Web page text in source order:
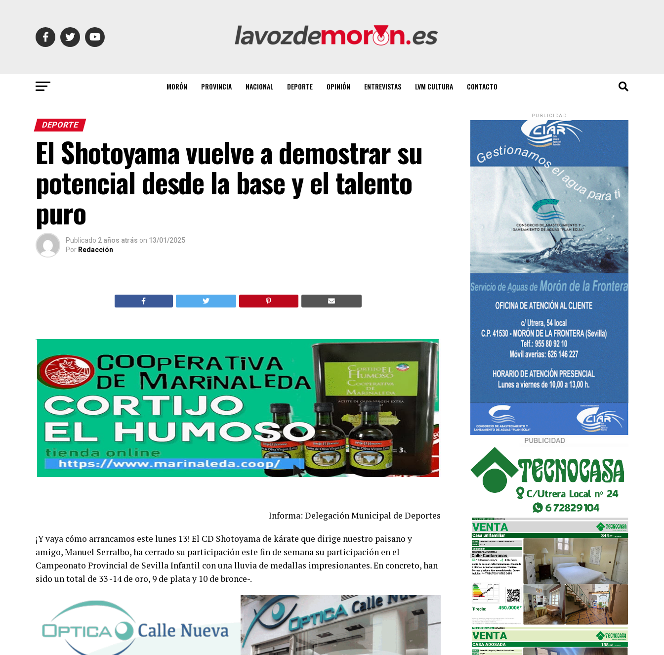
MORÓN PROVINCIA NACIONAL DEPORTE OPINIÓN ENTREVISTAS LVM CULTURA CONTACTO
DEPORTE
El Shotoyama vuelve a demostrar su
potencial desde la base y el talento
puro
Publicado 2 años atrás on 13/01/2025
Por Redacción
Informa: Delegación Municipal de Deportes
¡Y vaya cómo arrancamos este lunes 13! El CD Shotoyama de kárate que dirige nuestro paisano y
amigo, Manuel Serralbo, ha cerrado su participación este fin de semana su participación en el
Campeonato Provincial de Sevilla Infantil con una lluvia de medallas impresionantes. En concreto, han
sido un total de 33 -14 de oro, 9 de plata y 10 de bronce-.
PUBLICIDAD